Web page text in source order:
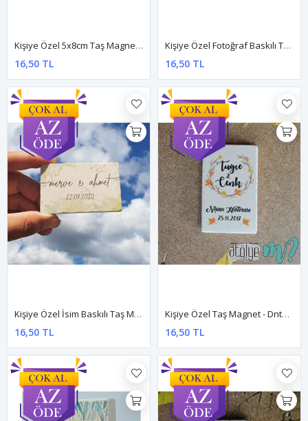
Kişiye Özel 5x8cm Taş Magnet - Dnts051
16,50 TL
Kişiye Özel Fotoğraf Baskılı Taş Magnet 5x8cm - Dnts014
16,50 TL
Kişiye Özel İsim Baskılı Taş Magnet - Dnts071
16,50 TL
Kişiye Özel Taş Magnet - Dnts001
16,50 TL